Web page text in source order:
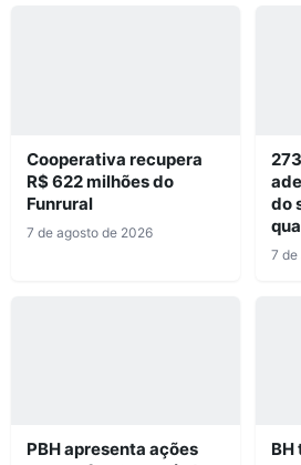
Cooperativa recupera
R$ 622 milhões do
Funrural
7 de agosto de 2026
do
7 de
PBH apresenta ações
BH